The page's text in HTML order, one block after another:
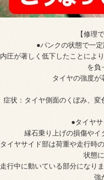
【修理
●パンクの状態で一
内圧が著しく低下したことによ
を負
タイヤの強度が
症状：タイヤ側面のくぼみ、
●タイヤ
縁石乗り上げの損傷や
タイヤサイド部は荷重や走行時
状態
走行中に動いている部分になり
強